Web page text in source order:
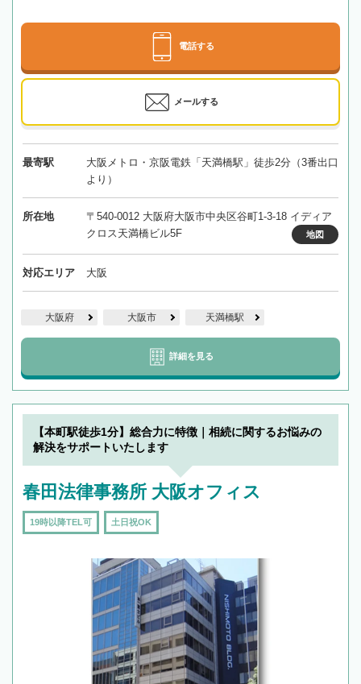
電話する
メールする
最寄駅
大阪メトロ・京阪電鉄「天満橋駅」徒歩2分（3番出口
より）
所在地
〒540-0012 大阪府大阪市中央区谷町1-3-18 イディア
クロス天満橋ビル5F
地図
対応エリア 大阪
大阪府 大阪市 天満橋駅
詳細を見る
【本町駅徒歩1分】総合力に特徴｜相続に関するお悩みの
解決をサポートいたします
春田法律事務所 大阪オフィス
19時以降TEL可 土日祝OK